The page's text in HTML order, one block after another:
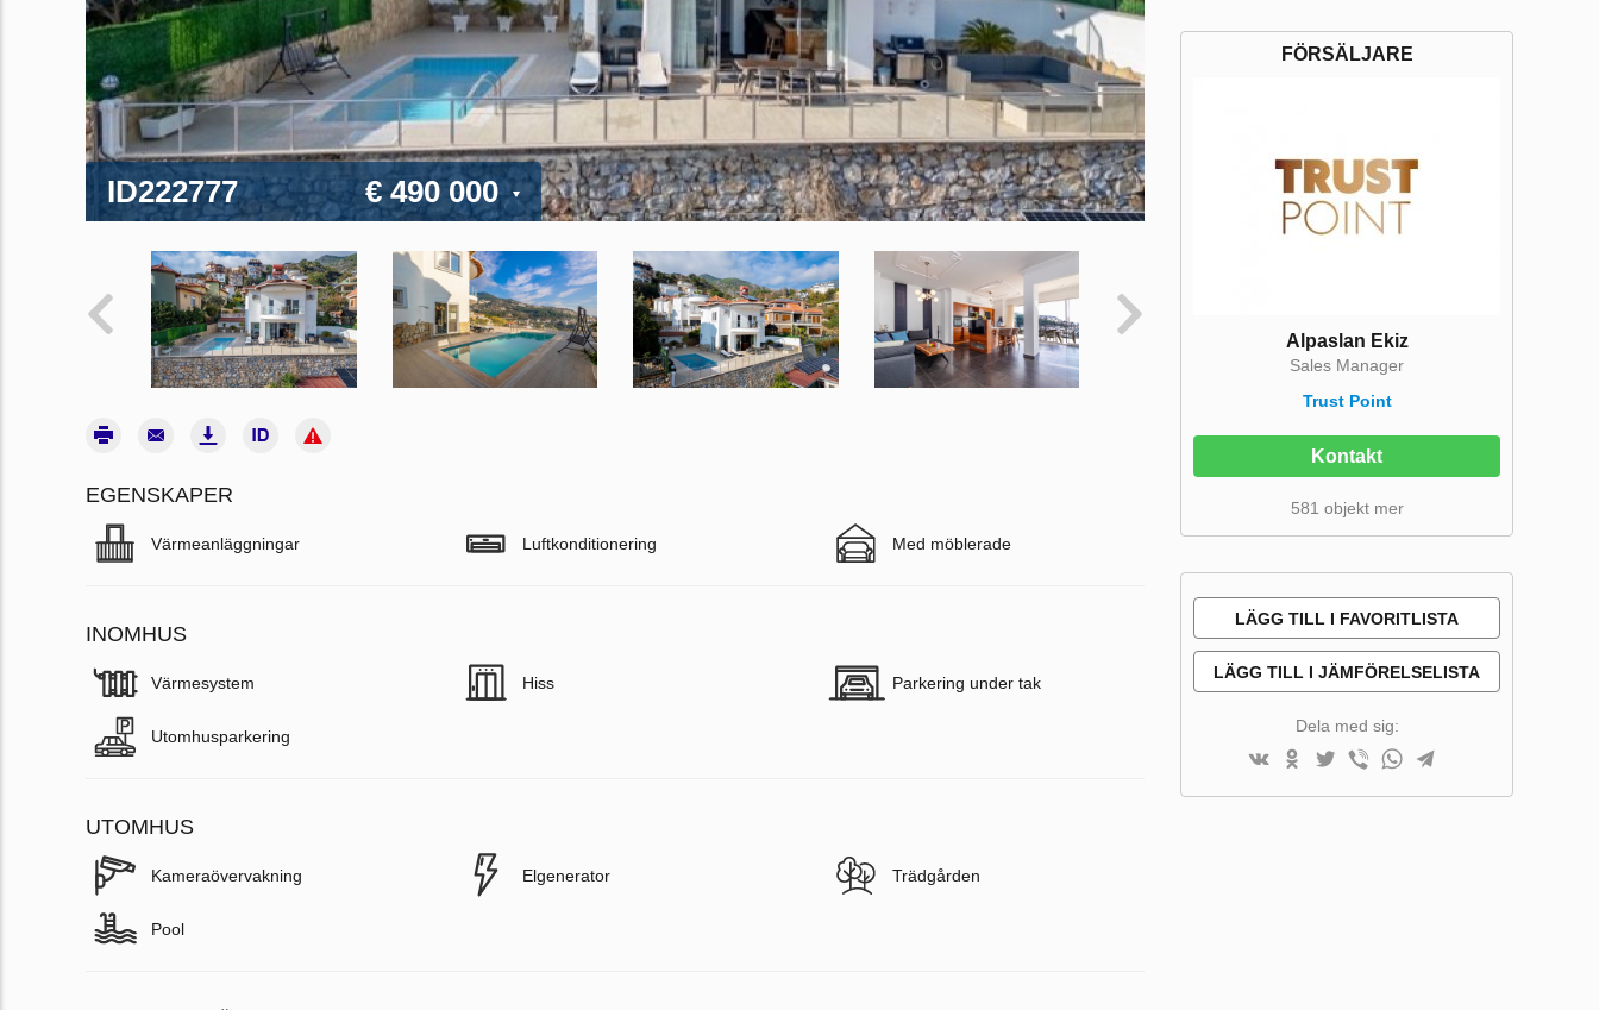
ID222777 € 490 000
EGENSKAPER
Värmeanläggningar Luftkonditionering Med möblerade
INOMHUS
Värmesystem Hiss Parkering under tak
Utomhusparkering
UTOMHUS
Kameraövervakning Elgenerator Trädgården
Pool
FÖRSÄLJARE
Alpaslan Ekiz
Sales Manager
Trust Point
Kontakt
581 objekt mer
LÄGG TILL I FAVORITLISTA
LÄGG TILL I JÄMFÖRELSELISTA
Dela med sig: